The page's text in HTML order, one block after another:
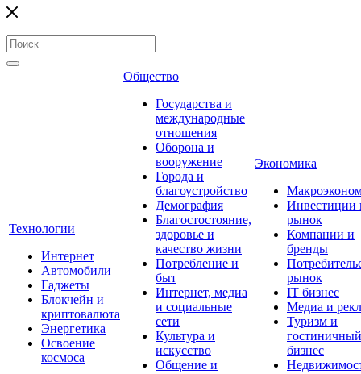
Технологии
Интернет
Автомобили
Гаджеты
Блокчейн и
криптовалюта
Энергетика
Освоение
космоса
Общество
Государства и
международные
отношения
Оборона и
вооружение
Города и
благоустройство
Демография
Благостостояние,
здоровье и
качество жизни
Потребление и
быт
Интернет, медиа
и социальные
сети
Культура и
искусство
Общение и
Экономика
Инвестиции
рынок
Компании и
бренды
рынок
IT бизнес
Медиа и
Туризм и
гостиничный
бизнес